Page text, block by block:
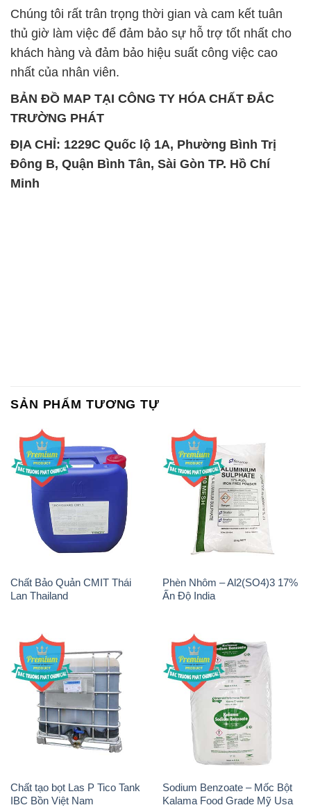
BẢN ĐỒ MAP TẠI CÔNG TY HÓA CHẤT ĐẮC
TRƯỜNG PHÁT
ĐỊA CHỈ: 1229C Quốc lộ 1A, Phường Bình Trị
Đông B, Quận Bình Tân, Sài Gòn TP. Hồ Chí
Minh
Chất Bảo Quản CMIT Thái
Lan Thailand
Phèn Nhôm – Al2(SO4)3 17%
Ấn Độ India
Chất tạo bọt Las P Tico Tank
IBC Bồn Việt Nam
Sodium Benzoate – Mốc Bột
Kalama Food Grade Mỹ Usa